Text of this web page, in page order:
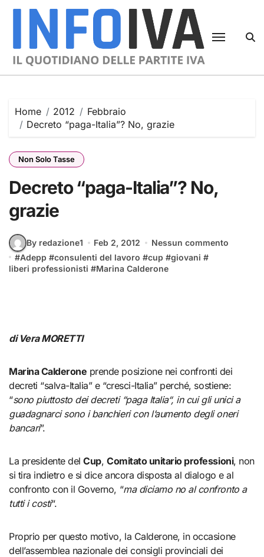
Skip
Home 2012
Febbraio
Decreto “paga-Italia”? No, grazie
Non Solo Tasse
Decreto “paga-Italia”? No,
grazie
By redazione1 Feb 2, 2012
Nessun commento
#Adepp #consulenti del lavoro #cup #giovani #
liberi professionisti #Marina Calderone
di Vera MORETTI
Marina Calderone prende posizione nei confronti dei
decreti “salva-Italia” e “cresci-Italia” perché, sostiene:
“sono piuttosto dei decreti “paga Italia“, in cui gli unici a
guadagnarci sono i banchieri con l’aumento degli oneri
bancari”.
La presidente delCup, Comitato unitario professioni, non
si tira indietro e si dice ancora disposta al dialogo e al
confronto con il Governo, “ma diciamo no al confronto a
tutti i costi“.
Proprio per questo motivo, la Calderone, in occasione
dell’assemblea nazionale dei consigli provinciali dei